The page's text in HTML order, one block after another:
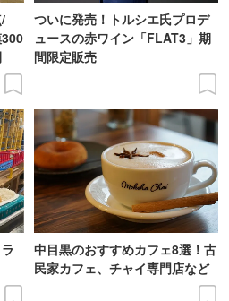
ついに発売！トルシエ氏プロデ
ュースの赤ワイン「FLAT3」期
間限定販売
中目黒のおすすめカフェ8選！古
民家カフェ、チャイ専門店など